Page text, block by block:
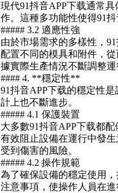
現代91抖音APP下载通常
作。這種多功能性使得91
##### 3.2 適應性強
由於市場需求的多樣性，
配置不同的模具和附件，
據實際生產情況不斷調整運
#### 4. **穩定性**
91抖音APP下载的穩定性
計上也不斷進步。
##### 4.1 保護裝置
大多數91抖音APP下载都
有效阻止設備在運行中發
受到傷害的風險。
##### 4.2 操作規範
為了確保設備的穩定使用
注意事項，使操作人員在